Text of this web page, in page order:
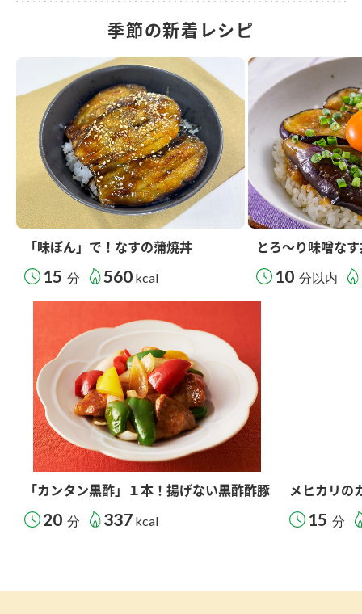
季節の新着レシピ
「味ぽん」で！なすの蒲焼丼
15 分 560 kcal
とろ～り味噌な
10 分以内
「カンタン黒酢」１本！揚げない黒酢酢豚
20 分 337 kcal
メヒカリの
15 分